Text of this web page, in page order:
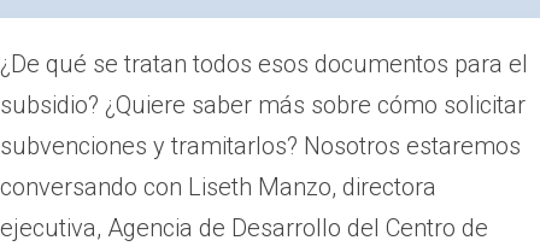
¿De qué se tratan todos esos documentos para el
subsidio? ¿Quiere saber más sobre cómo solicitar
subvenciones y tramitarlos? Nosotros estaremos
conversando con Liseth Manzo, directora
ejecutiva, Agencia de Desarrollo del Centro de